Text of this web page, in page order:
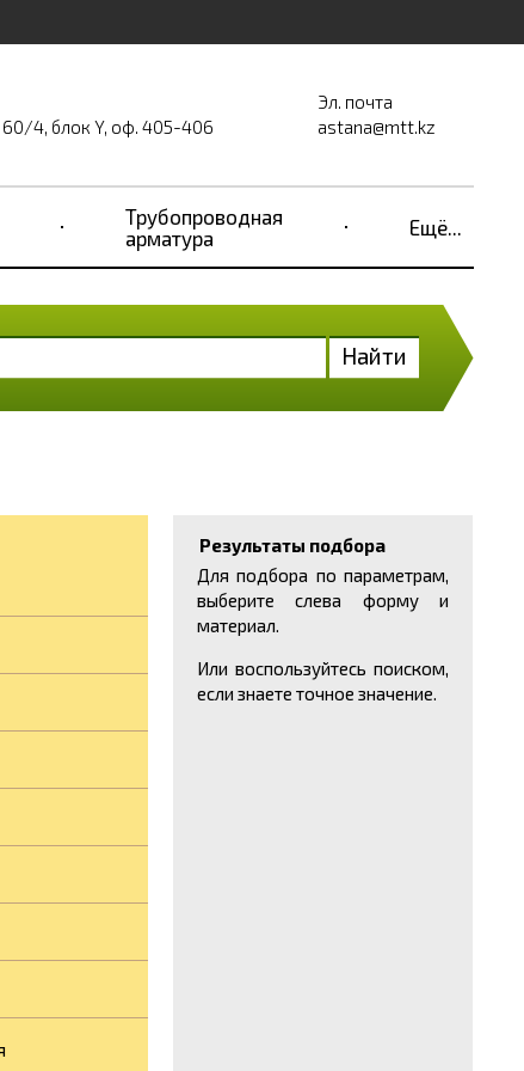
60/4, блок Y, оф. 405-406
Эл. почта
astana@mtt.kz
Трубопроводная
арматура
Ещё...
Найти
Результаты подбора
Для подбора по параметрам,
выберите слева форму и
материал.
Или воспользуйтесь поиском,
если знаете точное значение.